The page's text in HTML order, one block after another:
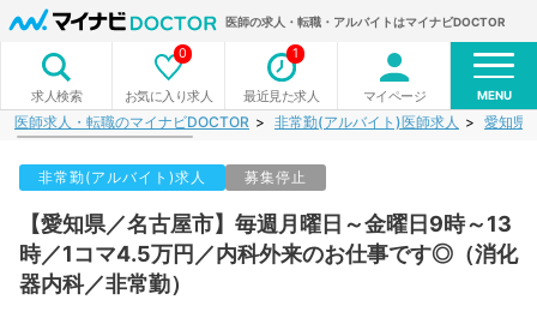
医師の求人・転職・アルバイトはマイナビDOCTOR
求人検索 お気に入り求人
0
最近見た求人
1
マイページ MENU
医師求人・転職のマイナビDOCTOR 非常勤(アルバイト)医師求人 愛知県
非常勤(アルバイト)求人 募集停止
【愛知県／名古屋市】毎週月曜日～金曜日9時～13
時／1コマ4.5万円／内科外来のお仕事です◎（消化
器内科／非常勤）